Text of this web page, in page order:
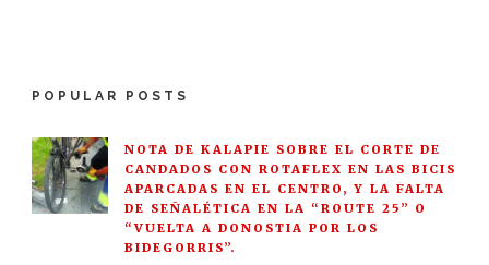
POPULAR POSTS
NOTA DE KALAPIE SOBRE EL CORTE DE
CANDADOS CON ROTAFLEX EN LAS BICIS
APARCADAS EN EL CENTRO, Y LA FALTA
DE SEÑALÉTICA EN LA “ROUTE 25” O
“VUELTA A DONOSTIA POR LOS
BIDEGORRIS”.